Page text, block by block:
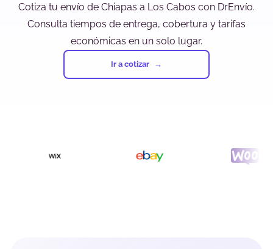
Cotiza tu envío de Chiapas a Los Cabos con DrEnvío.
Consulta tiempos de entrega, cobertura y tarifas
económicas en un solo lugar.
Ir a cotizar